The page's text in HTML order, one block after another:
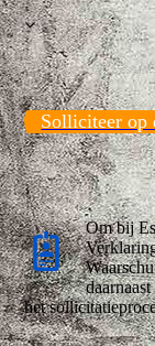
Solliciteer op
Om bij
het